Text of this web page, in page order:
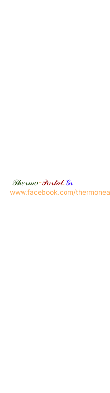
𝒯𝒽𝑒𝓇𝓂𝑜-𝒫𝑜𝓇𝓉𝒶𝓁.𝒢𝓇
www.facebook.com/thermonea